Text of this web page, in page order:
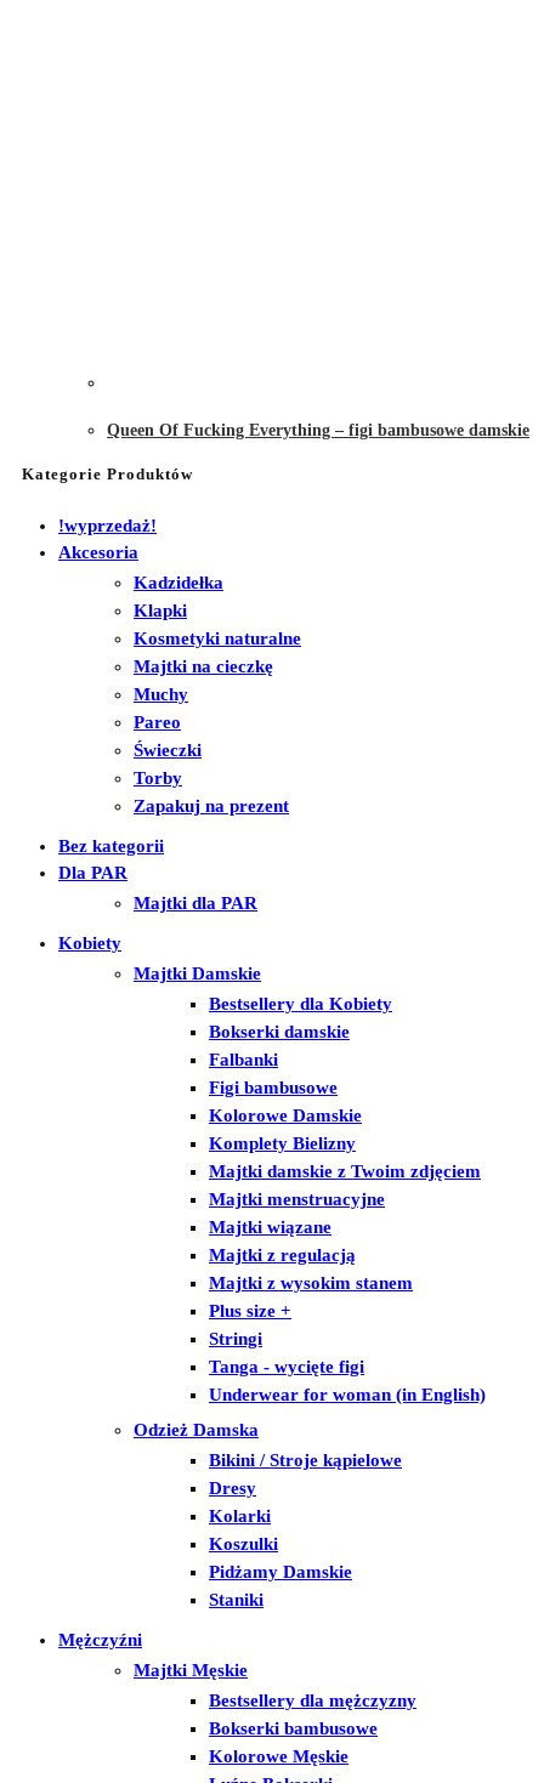
Queen Of Fucking Everything – figi bambusowe damskie
Kategorie Produktów
!wyprzedaż!
Akcesoria
Kadzidełka
Klapki
Kosmetyki naturalne
Majtki na cieczkę
Muchy
Pareo
Świeczki
Torby
Zapakuj na prezent
Bez kategorii
Dla PAR
Majtki dla PAR
Kobiety
Majtki Damskie
Bestsellery dla Kobiety
Bokserki damskie
Falbanki
Figi bambusowe
Kolorowe Damskie
Komplety Bielizny
Majtki damskie z Twoim zdjęciem
Majtki menstruacyjne
Majtki wiązane
Majtki z regulacją
Majtki z wysokim stanem
Plus size +
Stringi
Tanga - wycięte figi
Underwear for woman (in English)
Odzież Damska
Bikini / Stroje kąpielowe
Dresy
Kolarki
Koszulki
Pidżamy Damskie
Staniki
Mężczyźni
Majtki Męskie
Bestsellery dla mężczyzny
Bokserki bambusowe
Kolorowe Męskie